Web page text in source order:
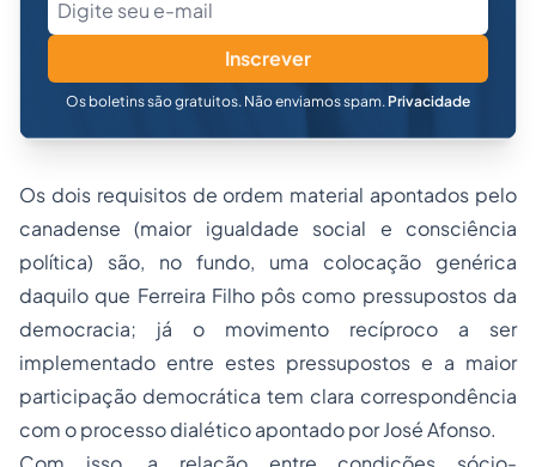
Inscrever
Os boletins são gratuitos. Não enviamos spam. Privacidade
Os dois requisitos de ordem material apontados pelo
canadense (maior igualdade social e consciência
política) são, no fundo, uma colocação genérica
daquilo que Ferreira Filho pôs como pressupostos da
democracia; já o movimento recíproco a ser
implementado entre estes pressupostos e a maior
participação democrática tem clara correspondência
com o processo dialético apontado por José Afonso.